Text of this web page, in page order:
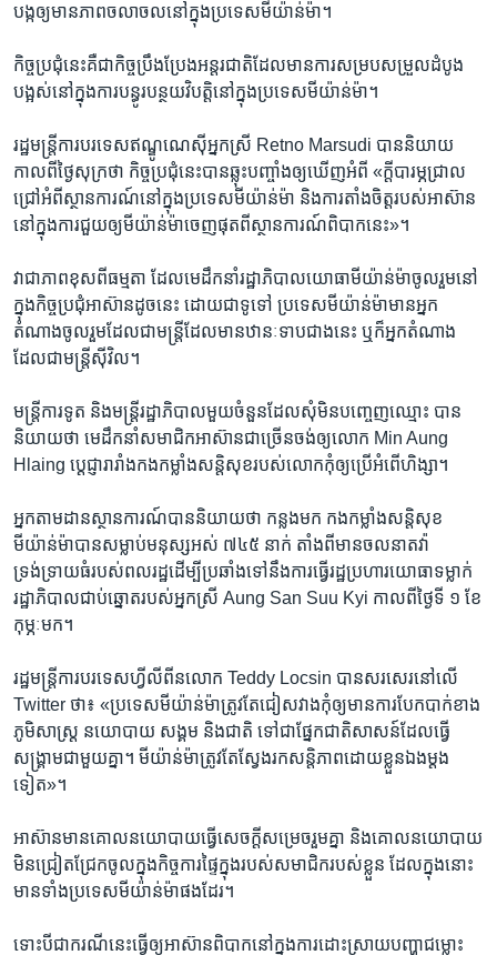
បង្ក​ឲ្យ​មាន​ភាព​ចលាចល​នៅ​ក្នុង​ប្រទេស​មីយ៉ាន់ម៉ា។
កិច្ច​ប្រជុំ​នេះ​គឺជា​កិច្ច​ប្រឹងប្រែង​អន្តរជាតិ​ដែល​មាន​ការ​សម្របសម្រួល​ដំបូង​
បង្អស់​នៅ​ក្នុង​ការ​បន្ធូរបន្ថយ​វិបត្តិ​នៅ​ក្នុង​ប្រទេស​មីយ៉ាន់ម៉ា។
រដ្ឋមន្ត្រី​ការបរទេស​ឥណ្ឌូណេស៊ី​អ្នកស្រី Retno Marsudi បាន​និយាយ​
កាលពី​ថ្ងៃ​សុក្រ​ថា កិច្ច​ប្រជុំ​នេះ​បាន​ឆ្លុះ​បញ្ចាំង​ឲ្យ​ឃើញ​អំពី «ក្ដី​បារម្ភ​ជ្រាល
ជ្រៅ​អំពី​ស្ថានការណ៍​នៅ​ក្នុង​ប្រទេស​មីយ៉ាន់ម៉ា និង​ការ​តាំងចិត្ត​របស់​អាស៊ាន​
នៅ​ក្នុង​ការ​ជួយ​ឲ្យ​មីយ៉ាន់ម៉ា​ចេញ​ផុត​ពី​ស្ថានការណ៍​ពិបាក​នេះ»។
វា​ជា​ភាព​ខុស​ពី​ធម្មតា ដែល​មេដឹកនាំ​រដ្ឋាភិបាល​យោធា​មីយ៉ាន់ម៉ា​ចូលរួម​នៅ​
ក្នុង​កិច្ច​ប្រជុំ​អាស៊ាន​ដូច​នេះ ដោយ​ជា​ទូទៅ ប្រទេស​មីយ៉ាន់ម៉ា​មាន​អ្នក​
តំណាង​ចូលរួម​ដែល​ជា​មន្ត្រី​ដែល​មាន​ឋានៈ​ទាប​ជាង​នេះ ឬ​ក៏​អ្នក​តំណាង​
ដែល​ជា​មន្ត្រី​ស៊ីវិល។
មន្ត្រី​ការទូត និង​មន្ត្រី​រដ្ឋាភិបាល​មួយ​ចំនួន​ដែល​សុំ​មិន​បញ្ចេញ​ឈ្មោះ បាន​
និយាយ​ថា មេដឹកនាំ​សមាជិក​អាស៊ាន​ជា​ច្រើន​ចង់​ឲ្យ​លោក Min Aung
Hlaing ប្ដេជ្ញា​រារាំង​កង​កម្លាំង​សន្តិសុខ​របស់​លោក​កុំ​ឲ្យ​ប្រើ​អំពើ​ហិង្សា។
អ្នក​តាមដាន​ស្ថានការណ៍​បាន​និយាយ​ថា កន្លង​មក កង​កម្លាំង​សន្តិសុខ​
មីយ៉ាន់ម៉ា​បាន​សម្លាប់​មនុស្ស​អស់ ៧៤៥ នាក់ តាំងពី​មាន​ចលនា​តវ៉ា​
ទ្រង់ទ្រាយ​ធំ​របស់​ពលរដ្ឋ​ដើម្បី​ប្រឆាំង​ទៅ​នឹង​ការ​ធ្វើ​រដ្ឋប្រហារ​យោធា​ទម្លាក់​
រដ្ឋាភិបាល​ជាប់​ឆ្នោត​របស់​អ្នកស្រី Aung San Suu Kyi កាលពី​ថ្ងៃ​ទី ១ ខែ​
កុម្ភៈ​មក។
រដ្ឋមន្ត្រី​ការបរទេស​ហ្វីលីពីន​លោក Teddy Locsin បាន​សរសេរ​នៅ​លើ
Twitter ថា៖ «ប្រទេស​មីយ៉ាន់ម៉ា​ត្រូវតែ​ជៀសវាង​កុំ​ឲ្យ​មាន​ការ​បែកបាក់​ខាង​
ភូមិសាស្ត្រ នយោបាយ សង្គម និង​ជាតិ ទៅជា​ផ្នែក​ជាតិ​សាសន៍​ដែល​ធ្វើ​
សង្គ្រាម​ជាមួយ​គ្នា។ មីយ៉ាន់ម៉ា​ត្រូវតែ​ស្វែងរក​សន្តិភាព​ដោយ​ខ្លួន​ឯង​ម្ដង​
ទៀត»។
អាស៊ាន​មាន​គោល​នយោបាយ​ធ្វើ​សេចក្ដី​សម្រេច​រួម​គ្នា និង​គោល​នយោបាយ​
មិន​ជ្រៀតជ្រែក​ចូល​ក្នុង​កិច្ចការ​ផ្ទៃ​ក្នុង​របស់​សមាជិក​របស់​ខ្លួន ដែល​ក្នុង​នោះ​
មាន​ទាំង​ប្រទេស​មីយ៉ាន់ម៉ា​ផងដែរ។
ទោះបីជា​ករណី​នេះ​ធ្វើ​ឲ្យ​អាស៊ាន​ពិបាក​នៅ​ក្នុង​ការ​ដោះស្រាយ​បញ្ហា​ជម្លោះ​